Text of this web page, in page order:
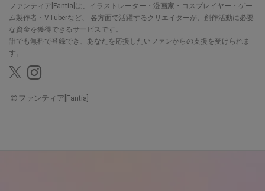
ファンティア[Fantia]は、イラストレーター・漫画家・コスプレイヤー・ゲー
ム製作者・VTuberなど、
各方面で活躍するクリエイターが、創作活動に必要
な資金を獲得できるサービスです。
誰でも無料で登録でき、あなたを応援したいファンからの支援を受けられま
す。
ファンティア[Fantia]